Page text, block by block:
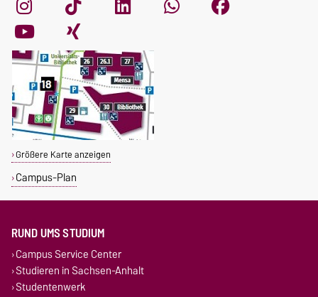
Größere Karte anzeigen
Campus-Plan
RUND UMS STUDIUM
Campus Service Center
Studieren in Sachsen-Anhalt
Studentenwerk